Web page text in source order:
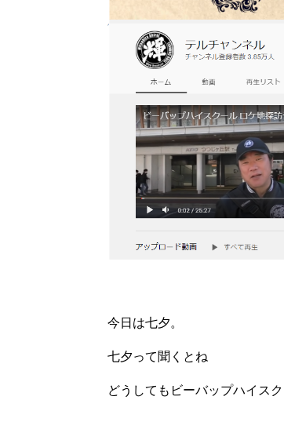
今日は七夕。
七夕って聞くとね
どうしてもビーバップハイスク